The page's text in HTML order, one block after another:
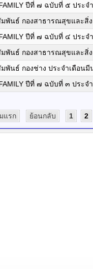
ปีที่ ๗ ฉบับที่ ๕ ประ
พันธ์ กองสาธารณสุขและสิ่
ปีที่ ๗ ฉบับที่ ๔ ประจ
พันธ์ กองสาธารณสุขและสิ่
พันธ์ กองช่าง ประจำเดือน
ปีที่ ๗ ฉบับที่ ๓ ประ
แรก ย้อนกลับ 1 2